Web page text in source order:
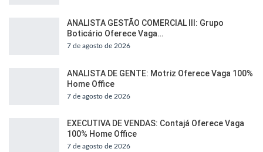
ANALISTA GESTÃO COMERCIAL III: Grupo
Boticário Oferece Vaga…
7 de agosto de 2026
ANALISTA DE GENTE: Motriz Oferece Vaga 100%
Home Office
7 de agosto de 2026
EXECUTIVA DE VENDAS: Contajá Oferece Vaga
100% Home Office
7 de agosto de 2026